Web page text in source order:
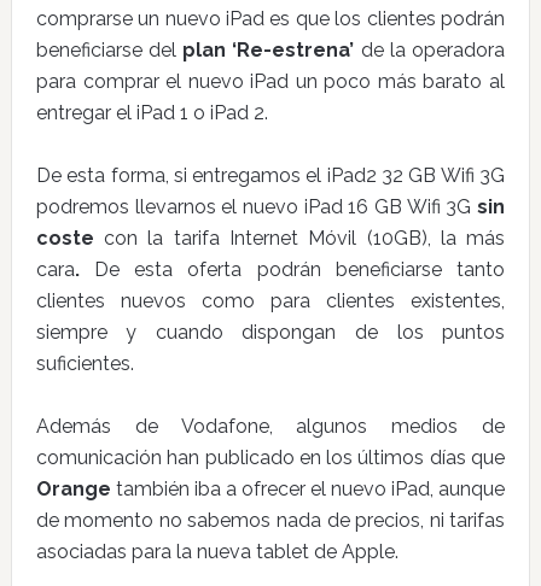
comprarse un nuevo iPad es que los clientes podrán
beneficiarse del plan ‘Re-estrena’ de la operadora
para comprar el nuevo iPad un poco más barato al
entregar el iPad 1 o iPad 2.
De esta forma, si entregamos el iPad2 32 GB Wifi 3G
podremos llevarnos el nuevo iPad 16 GB Wifi 3Gsin
coste con la tarifa Internet Móvil (10GB), la más
cara.De esta oferta podrán beneficiarse tanto
clientes nuevos como para clientes existentes,
siempre y cuando dispongan de los puntos
suficientes.
Además de Vodafone, algunos medios de
comunicación han publicado en los últimos días que
Orange también iba a ofrecer el nuevo iPad, aunque
de momento no sabemos nada de precios, ni tarifas
asociadas para la nueva tablet de Apple.